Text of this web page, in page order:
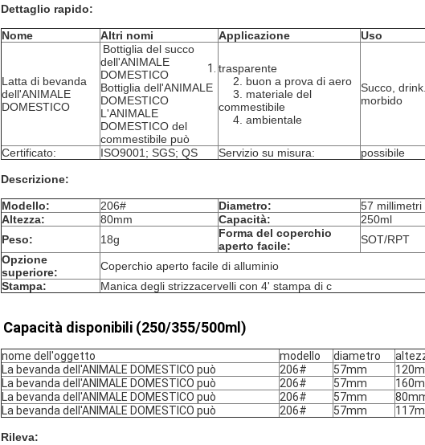
Dettaglio rapido:
Nome Altri nomi Applicazione Uso
Latta di bevanda
dell'ANIMALE
DOMESTICO
Bottiglia del succo
dell'ANIMALE
DOMESTICO
Bottiglia dell'ANIMALE
DOMESTICO
L'ANIMALE
DOMESTICO del
commestibile può
trasparente
2. buon a prova di aero
3. materiale del
commestibile
4. ambientale
Succo,
morbido
Certificato: ISO9001; SGS; QS Servizio su misura: possibile
Descrizione:
Modello: 206# Diametro:
57 millimetri
Altezza:
80mm Capacità:
250ml
Peso:
18g
Forma del coperchio
aperto facile:
SOT/RPT
Opzione
superiore:
Coperchio aperto facile di alluminio
Stampa:
Manica degli strizzacervelli con 4' stampa di c
Capacità disponibili (250/355/500ml)
nome dell'oggetto modello diametro
La bevanda dell'ANIMALE DOMESTICO può
206# 57mm
La bevanda dell'ANIMALE DOMESTICO può
206# 57mm
La bevanda dell'ANIMALE DOMESTICO può
206# 57mm
La bevanda dell'ANIMALE DOMESTICO può
206# 57mm
Rileva: